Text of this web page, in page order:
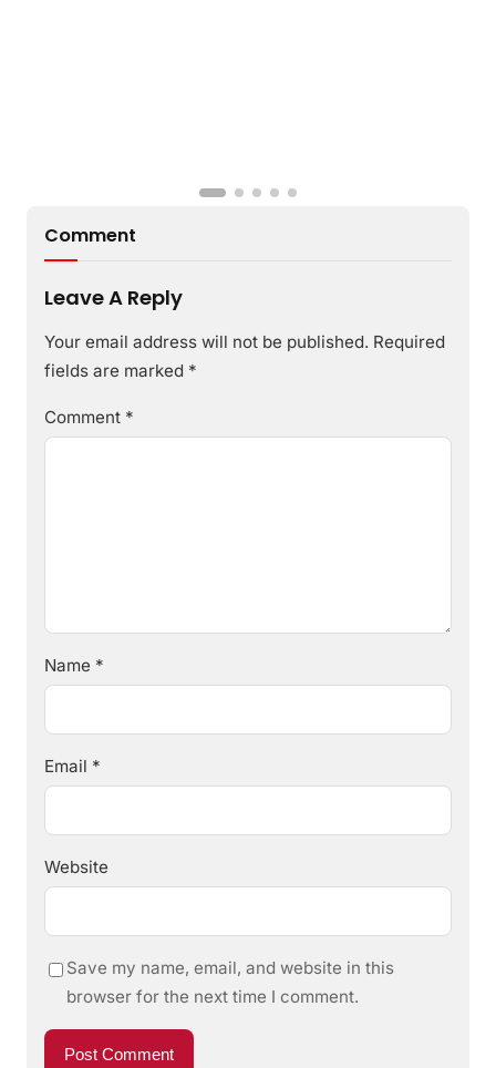
Comment
Leave A Reply
Your email address will not be published. Required
fields are marked *
Comment *
Name *
Email *
Website
Save my name, email, and website in this
browser for the next time I comment.